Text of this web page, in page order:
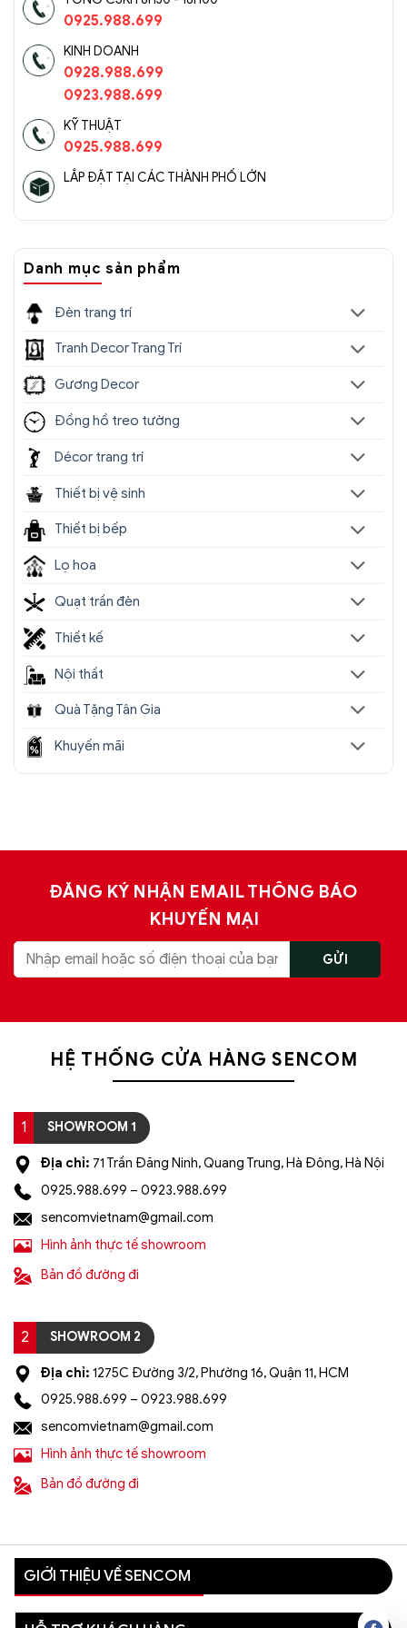
0925.988.699
KINH DOANH
0928.988.699
0923.988.699
KỸ THUẬT
0925.988.699
LẮP ĐẶT TẠI CÁC THÀNH PHỐ LỚN
Danh mục sản phẩm
Đèn trang trí
Tranh Decor Trang Trí
Gương Decor
Đồng hồ treo tường
Décor trang trí
Thiết bị vệ sinh
Thiết bị bếp
Lọ hoa
Quạt trần đèn
Thiết kế
Nội thất
Quà Tặng Tân Gia
Khuyến mãi
ĐĂNG KÝ NHẬN EMAIL THÔNG BÁO
KHUYẾN MẠI
HỆ THỐNG CỬA HÀNG SENCOM
1 SHOWROOM 1
Địa chỉ: 71 Trần Đăng Ninh, Quang Trung, Hà Đông, Hà Nội
0925.988.699 – 0923.988.699
sencomvietnam@gmail.com
Hình ảnh thực tế showroom
Bản đồ đường đi
2 SHOWROOM 2
Địa chỉ: 1275C Đường 3/2, Phường 16, Quận 11, HCM
0925.988.699 – 0923.988.699
sencomvietnam@gmail.com
Hình ảnh thực tế showroom
Bản đồ đường đi
GIỚI THIỆU VỀ SENCOM